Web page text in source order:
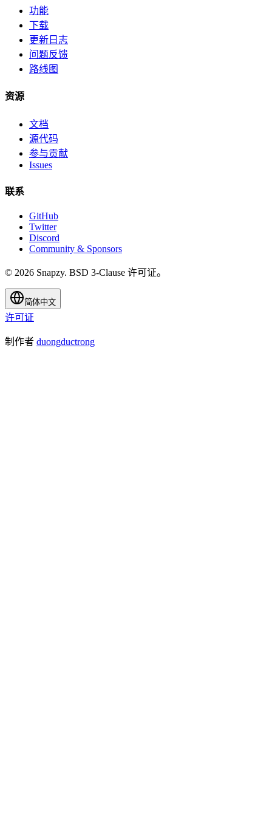
功能
下载
更新日志
问题反馈
路线图
资源
文档
源代码
参与贡献
Issues
联系
GitHub
Twitter
Discord
Community & Sponsors
© 2026 Snapzy. BSD 3-Clause 许可证。
简体中文
许可证
制作者 duongductrong